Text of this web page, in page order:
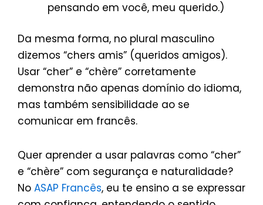
pensando em você, meu querido.)
Da mesma forma, no plural masculino
dizemos “chers amis” (queridos amigos).
Usar “cher” e “chère” corretamente
demonstra não apenas domínio do idioma,
mas também sensibilidade ao se
comunicar em francês.
Quer aprender a usar palavras como “cher”
e “chère” com segurança e naturalidade?
No ASAP Francês, eu te ensino a se expressar